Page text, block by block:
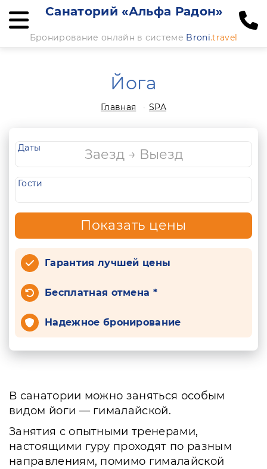
Санаторий «Альфа Радон»
Бронирование онлайн в системе Broni.travel
Йога
Главная SPA
Даты
Гости
Показать цены
Гарантия лучшей цены
Бесплатная отмена *
Надежное бронирование
В санатории можно заняться особым
видом йоги — гималайской.
Занятия с опытными тренерами,
настоящими гуру проходят по разным
направлениям, помимо гималайской